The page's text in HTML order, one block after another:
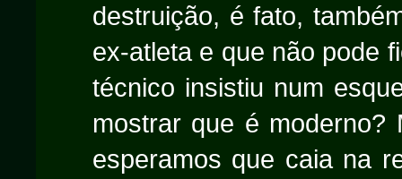
destruição, é fato,
ex-atleta e que não pode
técnico insistiu num
mostrar que é moderno?
esperamos que caia na